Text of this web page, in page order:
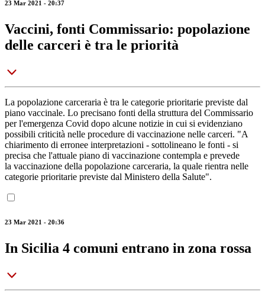
23 Mar 2021 - 20:37
Vaccini, fonti Commissario: popolazione
delle carceri è tra le priorità
La popolazione carceraria è tra le categorie prioritarie previste dal
piano vaccinale. Lo precisano fonti della struttura del Commissario
per l'emergenza Covid dopo alcune notizie in cui si evidenziano
possibili criticità nelle procedure di vaccinazione nelle carceri. "A
chiarimento di erronee interpretazioni - sottolineano le fonti - si
precisa che l'attuale piano di vaccinazione contempla e prevede
la vaccinazione della popolazione carceraria, la quale rientra nelle
categorie prioritarie previste dal Ministero della Salute".
23 Mar 2021 - 20:36
In Sicilia 4 comuni entrano in zona rossa